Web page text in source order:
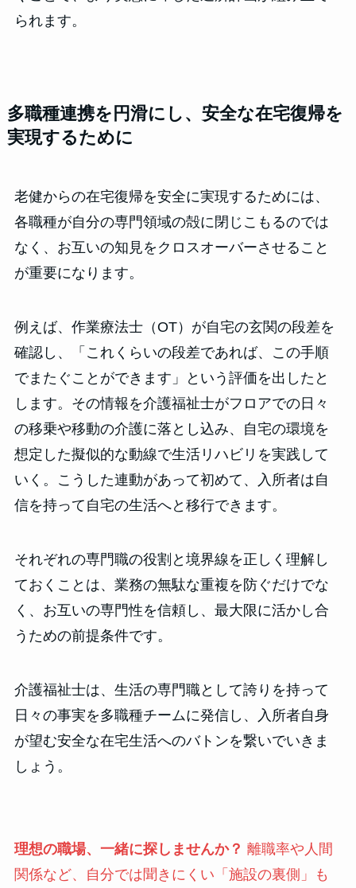
られます。
多職種連携を円滑にし、安全な在宅復帰を
実現するために
老健からの在宅復帰を安全に実現するためには、
各職種が自分の専門領域の殻に閉じこもるのでは
なく、お互いの知見をクロスオーバーさせること
が重要になります。
例えば、作業療法士（OT）が自宅の玄関の段差を
確認し、「これくらいの段差であれば、この手順
でまたぐことができます」という評価を出したと
します。その情報を介護福祉士がフロアでの日々
の移乗や移動の介護に落とし込み、自宅の環境を
想定した擬似的な動線で生活リハビリを実践して
いく。こうした連動があって初めて、入所者は自
信を持って自宅の生活へと移行できます。
それぞれの専門職の役割と境界線を正しく理解し
ておくことは、業務の無駄な重複を防ぐだけでな
く、お互いの専門性を信頼し、最大限に活かし合
うための前提条件です。
介護福祉士は、生活の専門職として誇りを持って
日々の事実を多職種チームに発信し、入所者自身
が望む安全な在宅生活へのバトンを繋いでいきま
しょう。
理想の職場、一緒に探しませんか？ 離職率や人間
関係など、自分では聞きにくい「施設の裏側」も